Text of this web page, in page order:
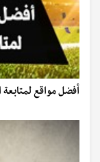
أفضل مواقع لمتابعة